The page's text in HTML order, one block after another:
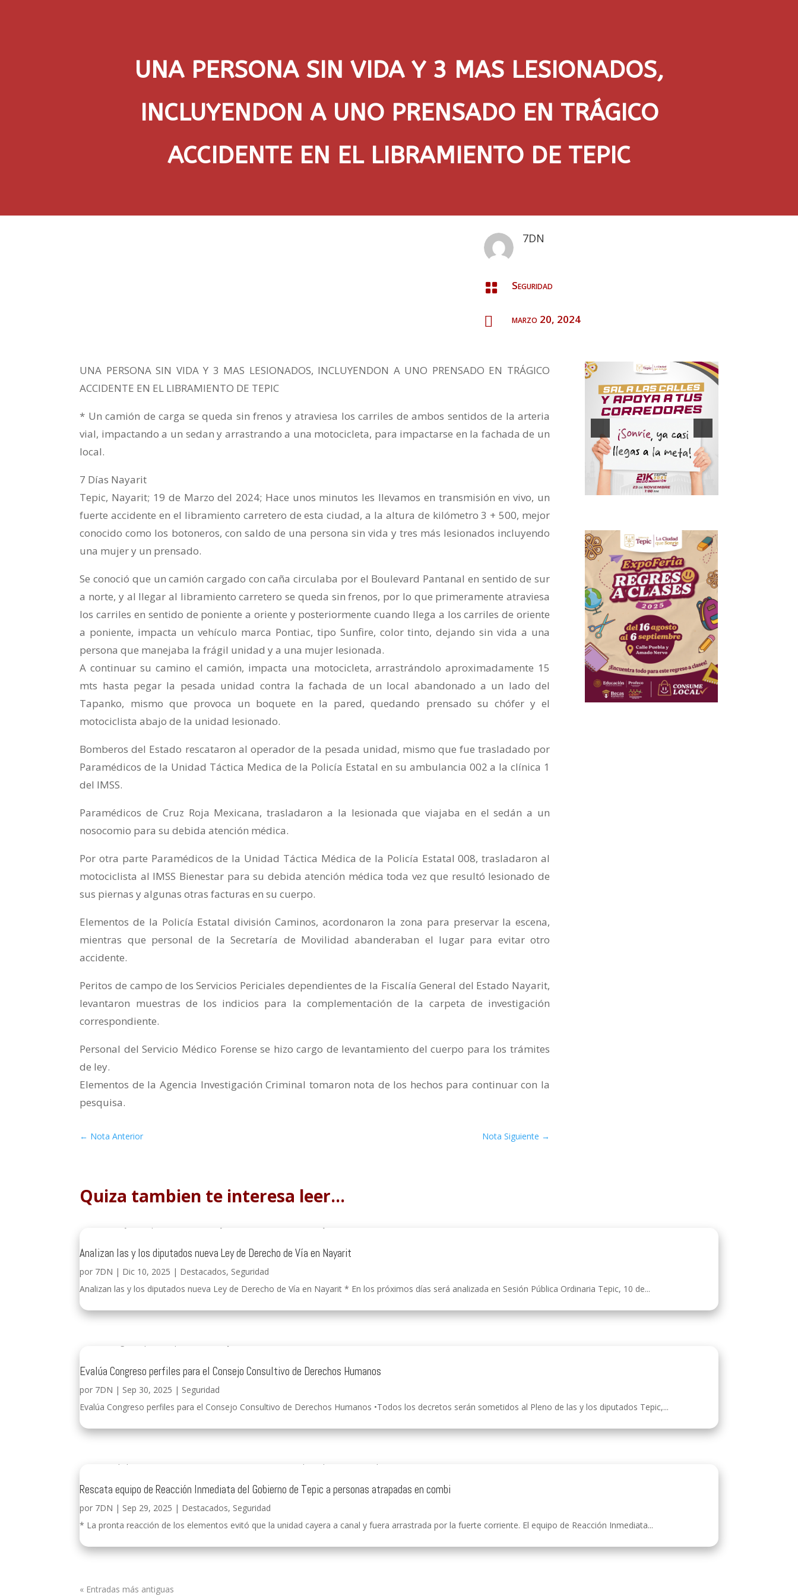
UNA PERSONA SIN VIDA Y 3 MAS LESIONADOS,
INCLUYENDON A UNO PRENSADO EN TRÁGICO
ACCIDENTE EN EL LIBRAMIENTO DE TEPIC
7DN
 Seguridad
 marzo 20, 2024
UNA PERSONA SIN VIDA Y 3 MAS LESIONADOS, INCLUYENDON A UNO PRENSADO EN TRÁGICO
ACCIDENTE EN EL LIBRAMIENTO DE TEPIC
* Un camión de carga se queda sin frenos y atraviesa los carriles de ambos sentidos de la arteria
vial, impactando a un sedan y arrastrando a una motocicleta, para impactarse en la fachada de un
local.
7 Días Nayarit
Tepic, Nayarit; 19 de Marzo del 2024; Hace unos minutos les llevamos en transmisión en vivo, un
fuerte accidente en el libramiento carretero de esta ciudad, a la altura de kilómetro 3 + 500, mejor
conocido como los botoneros, con saldo de una persona sin vida y tres más lesionados incluyendo
una mujer y un prensado.
Se conoció que un camión cargado con caña circulaba por el Boulevard Pantanal en sentido de sur
a norte, y al llegar al libramiento carretero se queda sin frenos, por lo que primeramente atraviesa
los carriles en sentido de poniente a oriente y posteriormente cuando llega a los carriles de oriente
a poniente, impacta un vehículo marca Pontiac, tipo Sunfire, color tinto, dejando sin vida a una
persona que manejaba la frágil unidad y a una mujer lesionada.
A continuar su camino el camión, impacta una motocicleta, arrastrándolo aproximadamente 15
mts hasta pegar la pesada unidad contra la fachada de un local abandonado a un lado del
Tapanko, mismo que provoca un boquete en la pared, quedando prensado su chófer y el
motociclista abajo de la unidad lesionado.
Bomberos del Estado rescataron al operador de la pesada unidad, mismo que fue trasladado por
Paramédicos de la Unidad Táctica Medica de la Policía Estatal en su ambulancia 002 a la clínica 1
del IMSS.
Paramédicos de Cruz Roja Mexicana, trasladaron a la lesionada que viajaba en el sedán a un
nosocomio para su debida atención médica.
Por otra parte Paramédicos de la Unidad Táctica Médica de la Policía Estatal 008, trasladaron al
motociclista al IMSS Bienestar para su debida atención médica toda vez que resultó lesionado de
sus piernas y algunas otras facturas en su cuerpo.
Elementos de la Policía Estatal división Caminos, acordonaron la zona para preservar la escena,
mientras que personal de la Secretaría de Movilidad abanderaban el lugar para evitar otro
accidente.
Peritos de campo de los Servicios Periciales dependientes de la Fiscalía General del Estado Nayarit,
levantaron muestras de los indicios para la complementación de la carpeta de investigación
correspondiente.
Personal del Servicio Médico Forense se hizo cargo de levantamiento del cuerpo para los trámites
de ley.
Elementos de la Agencia Investigación Criminal tomaron nota de los hechos para continuar con la
pesquisa.
← Nota Anterior Nota Siguiente →
Quiza tambien te interesa leer…
Analizan las y los diputados nueva Ley de Derecho de Vía en Nayarit
por 7DN | Dic 10, 2025 | Destacados, Seguridad
Analizan las y los diputados nueva Ley de Derecho de Vía en Nayarit * En los próximos días será analizada en Sesión Pública Ordinaria Tepic, 10 de...
Evalúa Congreso perfiles para el Consejo Consultivo de Derechos Humanos
por 7DN | Sep 30, 2025 | Seguridad
Evalúa Congreso perfiles para el Consejo Consultivo de Derechos Humanos •Todos los decretos serán sometidos al Pleno de las y los diputados Tepic,...
Rescata equipo de Reacción Inmediata del Gobierno de Tepic a personas atrapadas en combi
por 7DN | Sep 29, 2025 | Destacados, Seguridad
* La pronta reacción de los elementos evitó que la unidad cayera a canal y fuera arrastrada por la fuerte corriente. El equipo de Reacción Inmediata...
« Entradas más antiguas